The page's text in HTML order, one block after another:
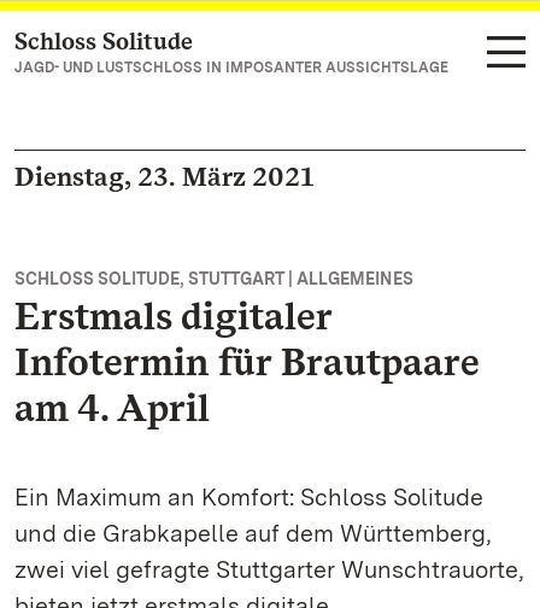
Zum Hauptinhalt springen
Schloss Solitude
JAGD- UND LUSTSCHLOSS IN IMPOSANTER AUSSICHTSLAGE
Dienstag, 23. März 2021
SCHLOSS SOLITUDE, STUTTGART | ALLGEMEINES
Erstmals digitaler
Infotermin für Brautpaare
am 4. April
Ein Maximum an Komfort: Schloss Solitude
und die Grabkapelle auf dem Württemberg,
zwei viel gefragte Stuttgarter Wunschtrauorte,